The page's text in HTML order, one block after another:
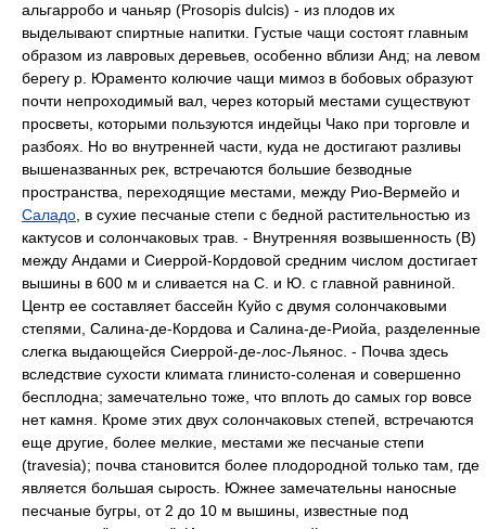
альгарробо и чаньяр (Prosopis dulcis) - из плодов их
выделывают спиртные напитки. Густые чащи состоят главным
образом из лавровых деревьев, особенно вблизи Анд; на левом
берегу р. Юраменто колючие чащи мимоз в бобовых образуют
почти непроходимый вал, через который местами существуют
просветы, которыми пользуются индейцы Чако при торговле и
разбоях. Но во внутренней части, куда не достигают разливы
вышеназванных рек, встречаются большие безводные
пространства, переходящие местами, между Рио-Вермейо и
Саладо , в сухие песчаные степи с бедной растительностью из
кактусов и солончаковых трав. - Внутренняя возвышенность (В)
между Андами и Сиеррой-Кордовой средним числом достигает
вышины в 600 м и сливается на С. и Ю. с главной равниной.
Центр ее составляет бассейн Куйо с двумя солончаковыми
степями, Салина-де-Кордова и Салина-де-Риойа, разделенные
слегка выдающейся Сиеррой-де-лос-Льянос. - Почва здесь
вследствие сухости климата глинисто-соленая и совершенно
бесплодна; замечательно тоже, что вплоть до самых гор вовсе
нет камня. Кроме этих двух солончаковых степей, встречаются
еще другие, более мелкие, местами же песчаные степи
(travesia); почва становится более плодородной только там, где
является большая сырость. Южнее замечательны наносные
песчаные бугры, от 2 до 10 м вышины, известные под